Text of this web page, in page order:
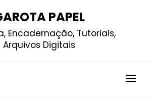
PAPEL
Encadernação, Tutoriais,
Arquivos Digitais